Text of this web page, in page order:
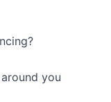
you